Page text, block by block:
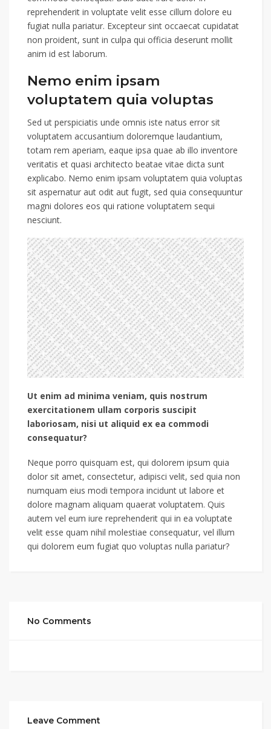
reprehenderit in voluptate velit esse cillum dolore eu
fugiat nulla pariatur. Excepteur sint occaecat cupidatat
non proident, sunt in culpa qui officia deserunt mollit
anim id est laborum.
Nemo enim ipsam
voluptatem quia voluptas
Sed ut perspiciatis unde omnis iste natus error sit
voluptatem accusantium doloremque laudantium,
totam rem aperiam, eaque ipsa quae ab illo inventore
veritatis et quasi architecto beatae vitae dicta sunt
explicabo. Nemo enim ipsam voluptatem quia voluptas
sit aspernatur aut odit aut fugit, sed quia consequuntur
magni dolores eos qui ratione voluptatem sequi
nesciunt.
Ut enim ad minima veniam, quis nostrum
exercitationem ullam corporis suscipit
laboriosam, nisi ut aliquid ex ea commodi
consequatur?
Neque porro quisquam est, qui dolorem ipsum quia
dolor sit amet, consectetur, adipisci velit, sed quia non
numquam eius modi tempora incidunt ut labore et
dolore magnam aliquam quaerat voluptatem. Quis
autem vel eum iure reprehenderit qui in ea voluptate
velit esse quam nihil molestiae consequatur, vel illum
qui dolorem eum fugiat quo voluptas nulla pariatur?
No Comments
Leave Comment